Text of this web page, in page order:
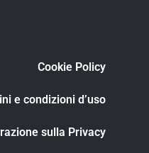
Cookie Policy
e condizioni d’uso
sulla Privacy